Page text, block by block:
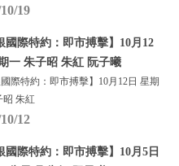
19
國際特約：即市搏擊】10月12
一 朱子昭 朱紅 阮子曦
國際特約：即市搏擊】10月12日 星期
昭 朱紅
12
國際特約：即市搏擊】10月5日